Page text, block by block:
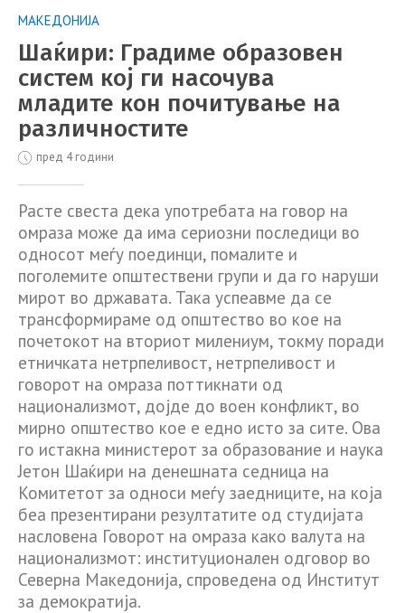
МАКЕДОНИЈА
Шаќири: Градиме образовен
систем кој ги насочува
младите кон почитување на
различностите
пред 4 години
Расте свеста дека употребата на говор на
омраза може да има сериозни последици во
односот меѓу поединци, помалите и
поголемите општествени групи и да го наруши
мирот во државата. Така успеавме да се
трансформираме од општество во кое на
почетокот на вториот милениум, токму поради
етничката нетрпеливост, нетрпеливост и
говорот на омраза поттикнати од
национализмот, дојде до воен конфликт, во
мирно општество кое е едно исто за сите. Ова
го истакна министерот за образование и наука
Јетон Шаќири на денешната седница на
Комитетот за односи меѓу заедниците, на која
беа презентирани резултатите од студијата
насловена Говорот на омраза како валута на
национализмот: институционален одговор во
Северна Македонија, спроведена од Институт
за демократија.